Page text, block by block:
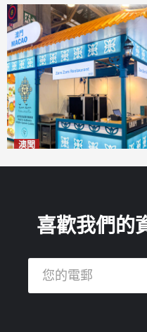
澳聞
喜歡我們的